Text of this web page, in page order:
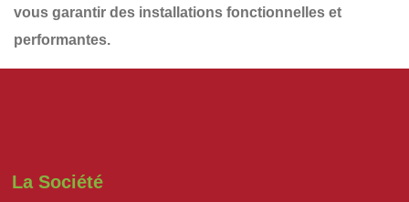
vous garantir des installations fonctionnelles et
performantes.
La Société